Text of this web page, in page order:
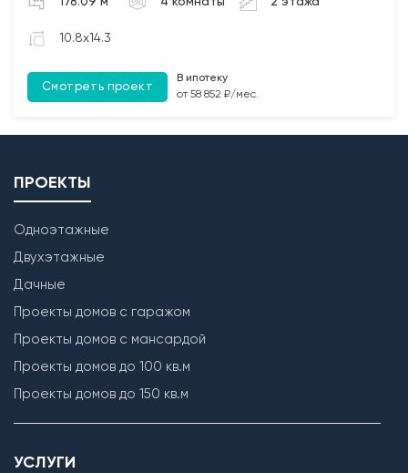
участков между плит перекрытия (при наличии);
обработкой Биозащитным составом.
Лестница
10.8x14.3
Смотреть проект
В ипотеку
от 58 852 ₽/мес.
ПРОЕКТЫ
Одноэтажные
Двухэтажные
Дачные
Проекты домов с гаражом
Проекты домов с мансардой
Проекты домов до 100 кв.м
Проекты домов до 150 кв.м
УСЛУГИ